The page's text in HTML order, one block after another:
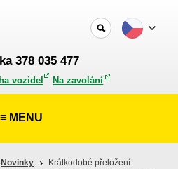
378 035 477
vozidel Na zavolání
≡ MENU
Novinky
Krátkodobé přeložení